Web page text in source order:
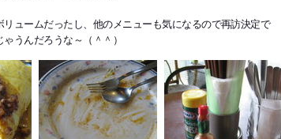
ュームだったし、他のメニューも気になるので再訪決定で
うんだろうな～（＾＾）